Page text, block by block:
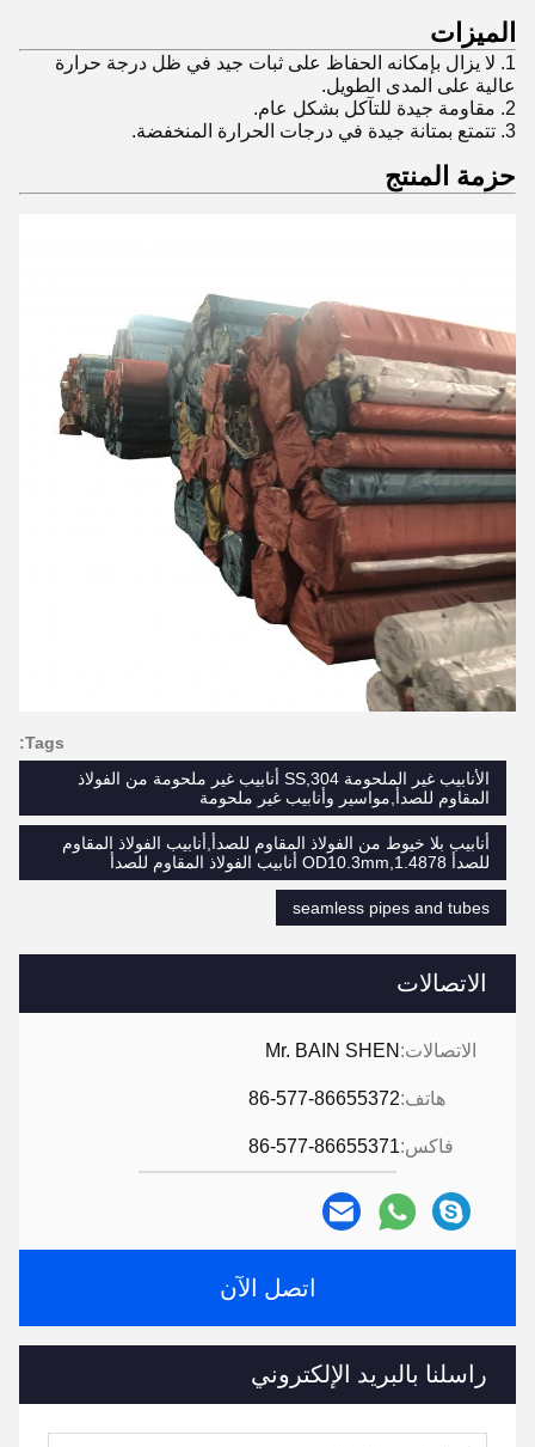
الاتصالات
الاتصالات: Mr. BAIN SHEN
هاتف:86-577-86655372
فاكس:86-577-86655371
اتصل الآن
راسلنا بالبريد الإلكتروني
الميزات
1. لا يزال بإمكانه الحفاظ على ثبات جيد في ظل درجة حرارة
عالية على المدى الطويل.
2. مقاومة جيدة للتآكل بشكل عام.
3. تتمتع بمتانة جيدة في درجات الحرارة المنخفضة.
حزمة المنتج
Tags:
الأنابيب غير الملحومة SS,304 أنابيب غير ملحومة من الفولاذ
المقاوم للصدأ,مواسير وأنابيب غير ملحومة
أنابيب بلا خيوط من الفولاذ المقاوم للصدأ,أنابيب الفولاذ المقاوم
للصدأ OD10.3mm,1.4878 أنابيب الفولاذ المقاوم للصدأ
seamless pipes and tubes